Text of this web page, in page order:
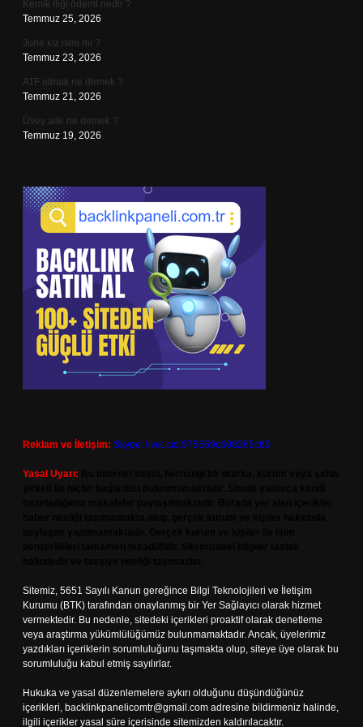
Kemik iliği ödemi nedir ?
Temmuz 25, 2026
June kız ismi mi ?
Temmuz 23, 2026
ATF olmak ne demek ?
Temmuz 21, 2026
Üvey aile ne demek ?
Temmuz 19, 2026
Reklam ve İletişim: Skype: live:.cid.575569c608265c69
Yasal Uyarı:
Sitemiz, 5651 Sayılı Kanun gereğince Bilgi Teknolojileri ve İletişim
Kurumu (BTK) tarafından onaylanmış bir Yer Sağlayıcı olarak hizmet
vermektedir. Bu nedenle, sitedeki içerikleri proaktif olarak denetleme
veya araştırma yükümlülüğümüz bulunmamaktadır. Ancak, üyelerimiz
yazdıkları içeriklerin sorumluluğunu taşımakta olup, siteye üye olarak bu
sorumluluğu kabul etmiş sayılırlar.
Hukuka ve yasal düzenlemelere aykırı olduğunu düşündüğünüz
içerikleri, backlinkpanelicomtr@gmail.com adresine bildirmeniz halinde,
ilgili içerikler yasal süre içerisinde sitemizden kaldırılacaktır.